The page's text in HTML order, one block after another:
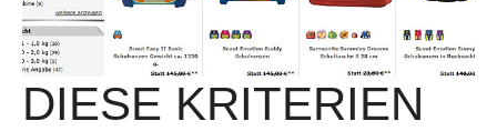
DIESE KRITERIEN